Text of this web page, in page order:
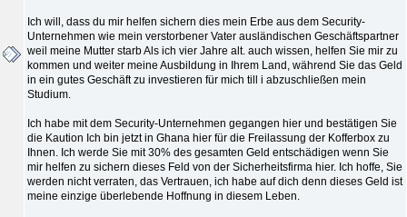
Ich will, dass du mir helfen sichern dies mein Erbe aus dem Security-
Unternehmen wie mein verstorbener Vater ausländischen Geschäftspartner
weil meine Mutter starb Als ich vier Jahre alt. auch wissen, helfen Sie mir zu
kommen und weiter meine Ausbildung in Ihrem Land, während Sie das Geld
in ein gutes Geschäft zu investieren für mich till i abzuschließen mein
Studium.
Ich habe mit dem Security-Unternehmen gegangen hier und bestätigen Sie
die Kaution Ich bin jetzt in Ghana hier für die Freilassung der Kofferbox zu
Ihnen. Ich werde Sie mit 30% des gesamten Geld entschädigen wenn Sie
mir helfen zu sichern dieses Feld von der Sicherheitsfirma hier. Ich hoffe, Sie
werden nicht verraten, das Vertrauen, ich habe auf dich denn dieses Geld ist
meine einzige überlebende Hoffnung in diesem Leben.